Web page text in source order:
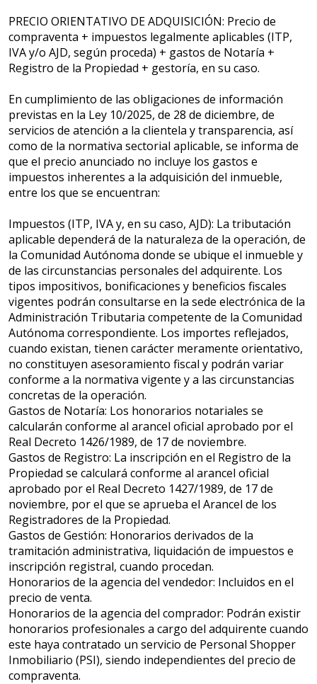
PRECIO ORIENTATIVO DE ADQUISICIÓN: Precio de
compraventa + impuestos legalmente aplicables (ITP,
IVA y/o AJD, según proceda) + gastos de Notaría +
Registro de la Propiedad + gestoría, en su caso.
En cumplimiento de las obligaciones de información
previstas en la Ley 10/2025, de 28 de diciembre, de
servicios de atención a la clientela y transparencia, así
como de la normativa sectorial aplicable, se informa de
que el precio anunciado no incluye los gastos e
impuestos inherentes a la adquisición del inmueble,
entre los que se encuentran:
Impuestos (ITP, IVA y, en su caso, AJD): La tributación
aplicable dependerá de la naturaleza de la operación, de
la Comunidad Autónoma donde se ubique el inmueble y
de las circunstancias personales del adquirente. Los
tipos impositivos, bonificaciones y beneficios fiscales
vigentes podrán consultarse en la sede electrónica de la
Administración Tributaria competente de la Comunidad
Autónoma correspondiente. Los importes reflejados,
cuando existan, tienen carácter meramente orientativo,
no constituyen asesoramiento fiscal y podrán variar
conforme a la normativa vigente y a las circunstancias
concretas de la operación.
Gastos de Notaría: Los honorarios notariales se
calcularán conforme al arancel oficial aprobado por el
Real Decreto 1426/1989, de 17 de noviembre.
Gastos de Registro: La inscripción en el Registro de la
Propiedad se calculará conforme al arancel oficial
aprobado por el Real Decreto 1427/1989, de 17 de
noviembre, por el que se aprueba el Arancel de los
Registradores de la Propiedad.
Gastos de Gestión: Honorarios derivados de la
tramitación administrativa, liquidación de impuestos e
inscripción registral, cuando procedan.
Honorarios de la agencia del vendedor: Incluidos en el
precio de venta.
Honorarios de la agencia del comprador: Podrán existir
honorarios profesionales a cargo del adquirente cuando
este haya contratado un servicio de Personal Shopper
Inmobiliario (PSI), siendo independientes del precio de
compraventa.